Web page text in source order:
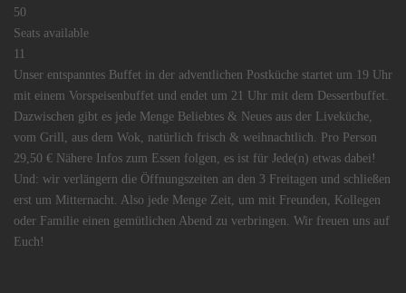
50
Seats available
11
Unser entspanntes Buffet in der adventlichen Postküche startet um 19 Uhr
mit einem Vorspeisenbuffet und endet um 21 Uhr mit dem Dessertbuffet.
Dazwischen gibt es jede Menge Beliebtes & Neues aus der Liveküche,
vom Grill, aus dem Wok, natürlich frisch & weihnachtlich. Pro Person
29,50 € Nähere Infos zum Essen folgen, es ist für Jede(n) etwas dabei!
Und: wir verlängern die Öffnungszeiten an den 3 Freitagen und schließen
erst um Mitternacht. Also jede Menge Zeit, um mit Freunden, Kollegen
oder Familie einen gemütlichen Abend zu verbringen. Wir freuen uns auf
Euch!